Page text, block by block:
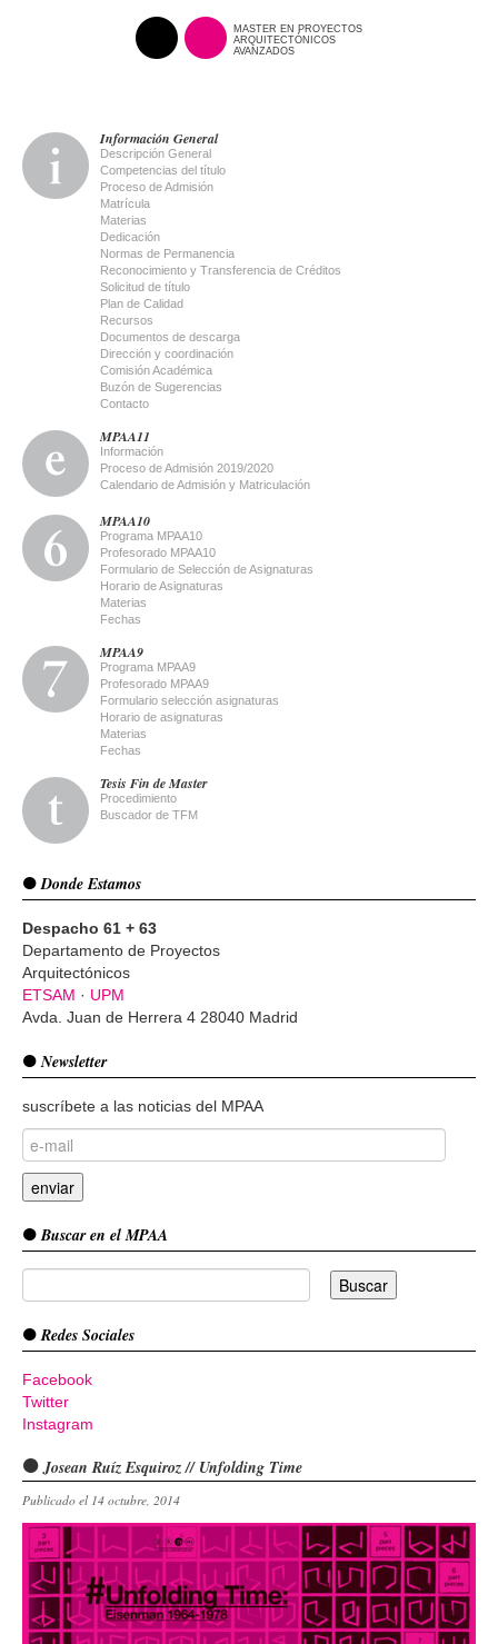
MASTER EN PROYECTOS
ARQUITECTÓNICOS
AVANZADOS
Información General
Descripción General
Competencias del título
Proceso de Admisión
Matrícula
Materias
Dedicación
Normas de Permanencia
Reconocimiento y Transferencia de Créditos
Solicitud de título
Plan de Calidad
Recursos
Documentos de descarga
Dirección y coordinación
Comisión Académica
Buzón de Sugerencias
Contacto
MPAA11
Información
Proceso de Admisión 2019/2020
Calendario de Admisión y Matriculación
MPAA10
Programa MPAA10
Profesorado MPAA10
Formulario de Selección de Asignaturas
Horario de Asignaturas
Materias
Fechas
MPAA9
Programa MPAA9
Profesorado MPAA9
Formulario selección asignaturas
Horario de asignaturas
Materias
Fechas
Tesis Fin de Master
Procedimiento
Buscador de TFM
Donde Estamos
Despacho 61 + 63
Departamento de Proyectos
Arquitectónicos
ETSAM · UPM
Avda. Juan de Herrera 4 28040 Madrid
Newsletter
suscríbete a las noticias del MPAA
Buscar en el MPAA
Redes Sociales
Facebook
Twitter
Instagram
Josean Ruíz Esquiroz // Unfolding Time
Publicado el 14 octubre, 2014